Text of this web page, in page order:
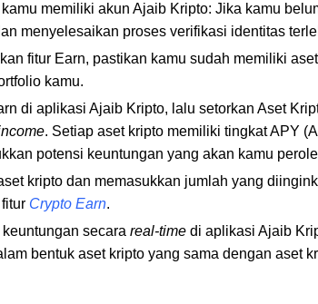
memiliki akun Ajaib Kripto: Jika kamu
menyelesaikan proses verifikasi identitas
fitur Earn, pastikan kamu sudah memiliki
kamu.
di aplikasi Ajaib Kripto, lalu setorkan Aset
. Setiap aset kripto memiliki tingkat APY
potensi keuntungan yang akan kamu
kripto dan memasukkan jumlah yang
Crypto Earn.
secara real-time di aplikasi Ajaib
bentuk aset kripto yang sama dengan aset